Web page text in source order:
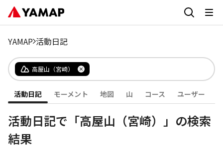
YAMAP 活動日記
高屋山（宮崎）
活動日記 モーメント 地図 山 コース ユーザー
活動日記で「高屋山（宮崎）」の検索
結果